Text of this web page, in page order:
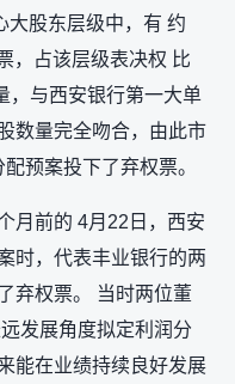
大股东层级中，有 约
，占该层级表决权 比
，与西安银行第一大单
数量完全吻合，由此市
预案投下了弃权票。
月前的 4月22日，西安
时，代表丰业银行的两
弃权票。 当时两位董
发展角度拟定利润分
能在业绩持续良好发展